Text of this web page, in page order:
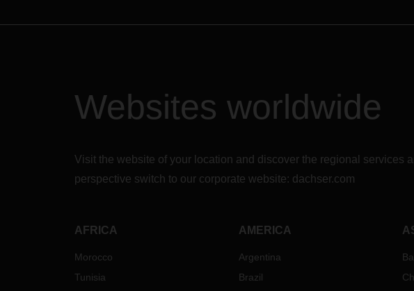
Websites worldwide
Visit the website of your location and discover the regional services
perspective switch to our corporate website: dachser.com
AFRICA
Morocco
Tunisia
AMERICA
Argentina
Brazil